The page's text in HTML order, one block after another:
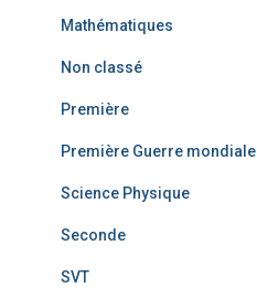
Mathématiques
Non classé
Première
Première Guerre mondiale
Science Physique
Seconde
SVT